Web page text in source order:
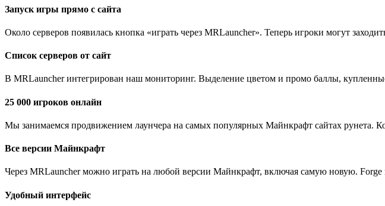
Запуск игры прямо с сайта
Около серверов появилась кнопка «играть через MRLauncher». Теперь игроки могут
Список серверов от сайт
В MRLauncher интегрирован наш мониторинг. Выделение цветом и промо баллы,
25 000 игроков онлайн
Мы занимаемся продвижением лаунчера на самых популярных Майнкрафт сайтах рунета.
Все версии Майнкрафт
Через MRLauncher можно играть на любой версии Майнкрафт, включая самую новую. Forge
Удобный интерфейс